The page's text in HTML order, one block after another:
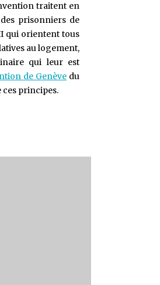
traitent en
prisonniers de
qui orientent tous
au logement,
qui leur est
de Genève du
ces principes.